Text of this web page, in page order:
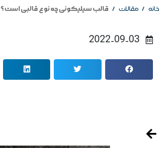
خانه / مقالات / قالب سیلیکونی چه نوع قالبی است ؟
2022-09-03